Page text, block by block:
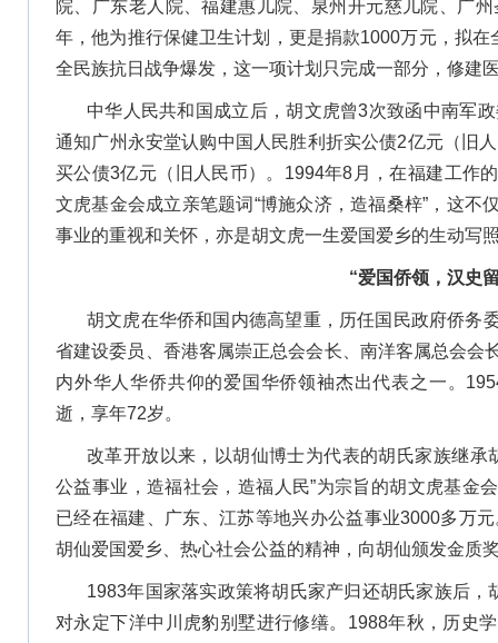
院、广东老人院、福建惠儿院、泉州开元慈儿院、广
年，他为推行保健卫生计划，更是捐款1000万元，拟
全民族抗日战争爆发，这一项计划只完成一部分，修建
中华人民共和国成立后，胡文虎曾3次致函中南军
通知广州永安堂认购中国人民胜利折实公债2亿元（旧
买公债3亿元（旧人民币）。1994年8月，在福建工作
文虎基金会成立亲笔题词“博施众济，造福桑梓”，这不
事业的重视和关怀，亦是胡文虎一生爱国爱乡的生动写
“爱国侨领，汉史
胡文虎在华侨和国内德高望重，历任国民政府侨务
省建设委员、香港客属崇正总会会长、南洋客属总会会
内外华人华侨共仰的爱国华侨领袖杰出代表之一。
逝，享年72岁。
改革开放以来，以胡仙博士为代表的胡氏家族继承
公益事业，造福社会，造福人民”为宗旨的胡文虎基金
已经在福建、广东、江苏等地兴办公益事业3000多万
胡仙爱国爱乡、热心社会公益的精神，向胡仙颁发金质
1983年国家落实政策将胡氏家产归还胡氏家族后
对永定下洋中川虎豹别墅进行修缮。1988年秋，历史